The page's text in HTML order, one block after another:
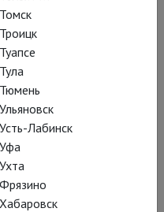
спектаклей с
Брегенце, знаменитого
озере. Огромное
над водой самые
в работе над
дают себе волю.
Томск
Троицк
Туапсе
Тула
Тюмень
Ульяновск
Усть-Лабинск
Уфа
Ухта
Фрязино
Хабаровск